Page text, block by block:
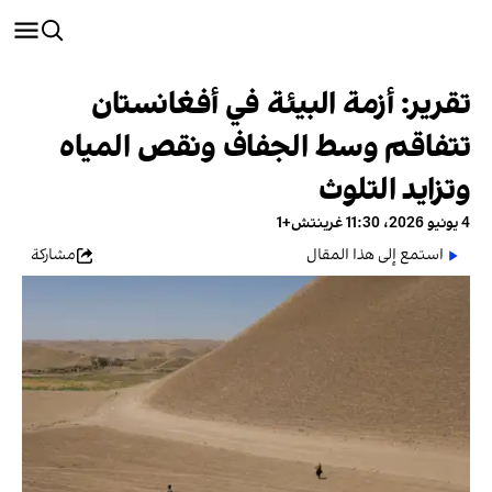
تقرير: أزمة البيئة في أفغانستان
تتفاقم وسط الجفاف ونقص المياه
وتزايد التلوث
4 يونيو 2026، 11:30 غرينتش+1
استمع إلى هذا المقال
مشاركة